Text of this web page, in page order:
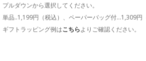
プルダウンから選択してください。
単品..1,199円（税込）、ペーパーバッグ付…1,309円
ギフトラッピング例はこちらよりご確認ください。